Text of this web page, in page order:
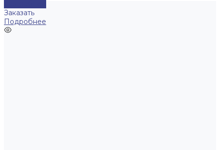
Заказать
Подробнее